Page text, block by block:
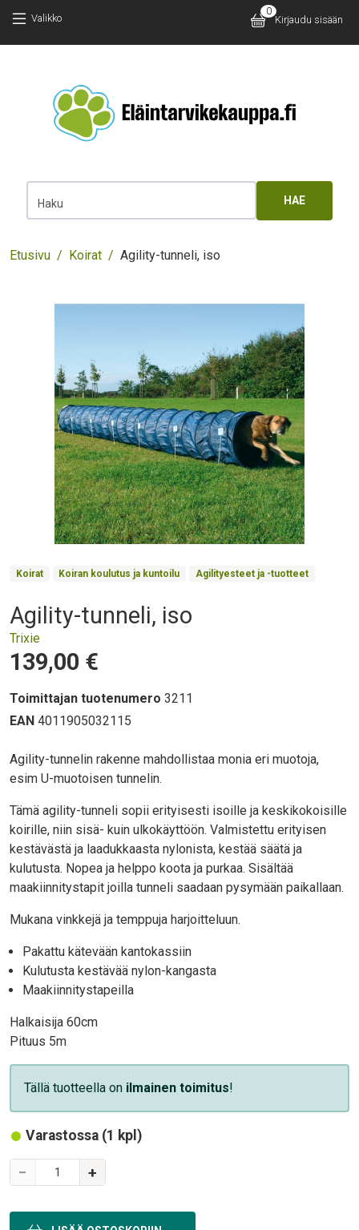
Valikko
0
Kirjaudu sisään
Haku
Murupolku
Etusivu Koirat Agility-tunneli, iso
Product Collections
Koirat Koiran koulutus ja kuntoilu Agilityesteet ja -tuotteet
Otsikko
Agility-tunneli, iso
Trixie
Hinta
139,00 €
Toimittajan tuotenumero 3211
EAN 4011905032115
Body
Agility-tunnelin rakenne mahdollistaa monia eri muotoja,
esim U-muotoisen tunnelin.
Tämä agility-tunneli sopii erityisesti isoille ja keskikokoisille
koirille, niin sisä- kuin ulkokäyttöön. Valmistettu erityisen
kestävästä ja laadukkaasta nylonista, kestää säätä ja
kulutusta. Nopea ja helppo koota ja purkaa. Sisältää
maakiinnitystapit joilla tunneli saadaan pysymään paikallaan.
Mukana vinkkejä ja temppuja harjoitteluun.
Pakattu kätevään kantokassiin
Kulutusta kestävää nylon-kangasta
Maakiinnitystapeilla
Halkaisija 60cm
Pituus 5m
Tällä tuotteella on ilmainen toimitus!
Varastossa (1 kpl)
Variations
− +